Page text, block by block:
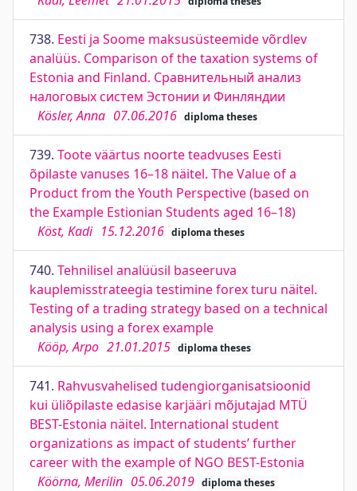
738. Eesti ja Soome maksusüsteemide võrdlev
analüüs. Comparison of the taxation systems of
Estonia and Finland. Сравнительный анализ
налоговых систем Эстонии и Финляндии
Kösler, Anna 07.06.2016 diploma theses
739. Toote väärtus noorte teadvuses Eesti
õpilaste vanuses 16–18 näitel. The Value of a
Product from the Youth Perspective (based on
the Example Estionian Students aged 16–18)
Köst, Kadi 15.12.2016 diploma theses
740. Tehnilisel analüüsil baseeruva
kauplemisstrateegia testimine forex turu näitel.
Testing of a trading strategy based on a technical
analysis using a forex example
Kööp, Arpo 21.01.2015 diploma theses
741. Rahvusvahelised tudengiorganisatsioonid
kui üliõpilaste edasise karjääri mõjutajad MTÜ
BEST-Estonia näitel. International student
organizations as impact of students’ further
career with the example of NGO BEST-Estonia
Köörna, Merilin 05.06.2019 diploma theses